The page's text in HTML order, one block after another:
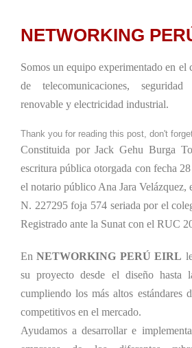
NETWORKING
Somos un equipo experimentado en el
de telecomunicaciones, seguridad
renovable y electricidad industrial.
Thank you for reading this post, don't
Constituida por Jack Gehu Burga
escritura pública otorgada con fecha
el notario público Ana Jara Velázquez,
N. 227295 foja 574 seriada por el
Registrado ante la Sunat con el RUC
EnNETWORKING PERÚ EIRL
su proyecto desde el diseño hasta
cumpliendo los más altos estándares
competitivos en el mercado.
Ayudamos a desarrollar e